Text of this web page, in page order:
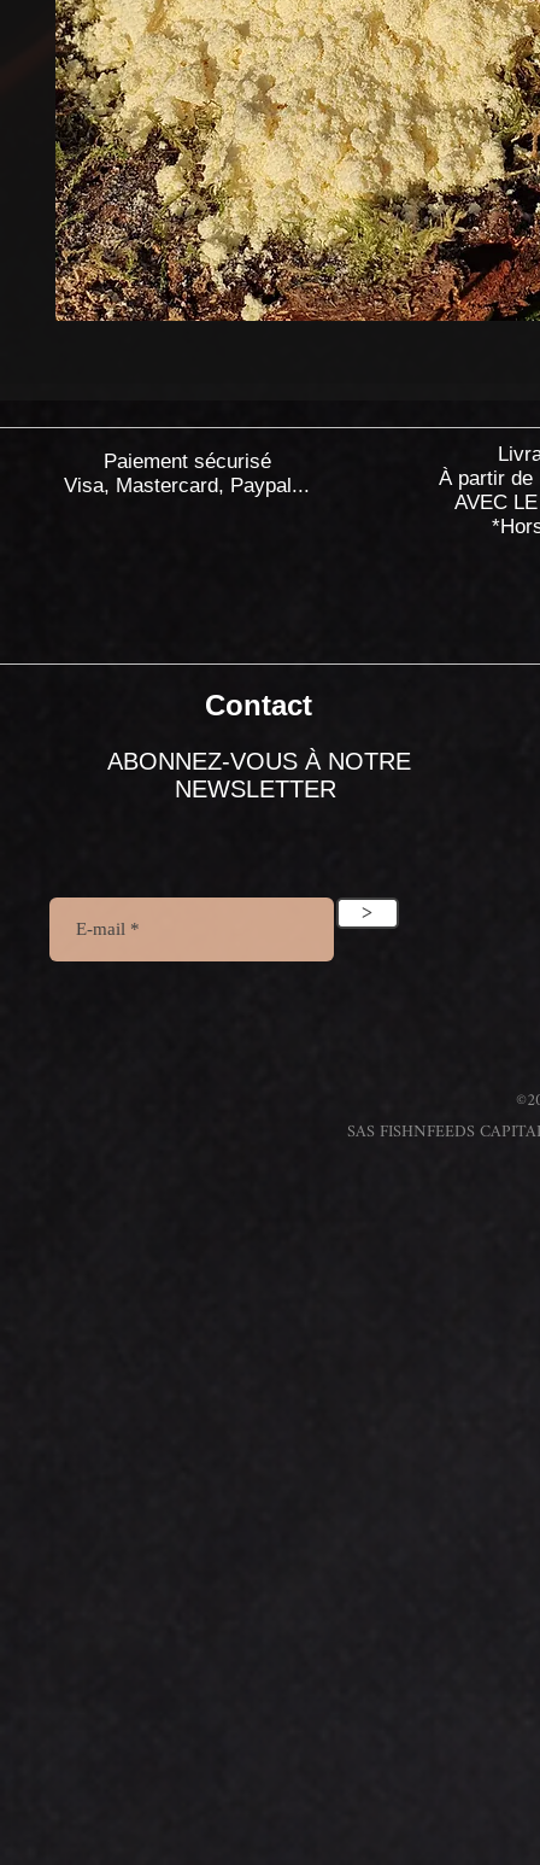
Paiement sécurisé
Visa, Mastercard, Paypal...
À partir de
AVEC
Contact
ABONNEZ-VOUS À NOTRE
NEWSLETTER
>
SAS FISHNFEEDS